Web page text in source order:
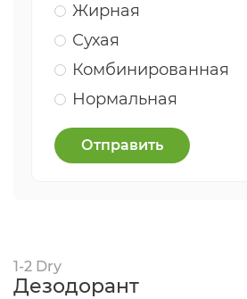
Жирная
Сухая
Комбинированная
Нормальная
Отправить
1-2 Dry
Дезодорант